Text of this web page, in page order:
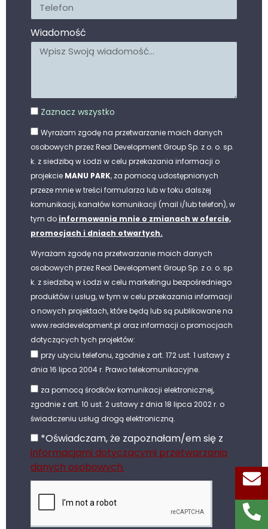
Wiadomość
Zaznacz wszystko
Wyrażam zgodę na przetwarzanie moich danych
osobowych przez Real Development Group Sp. z o. o. sp.
k. z siedzibą w Łodzi w celu przekazania informacji o
projekcie MANU PARK, za pomocą udostępnionych
przeze mnie w treści formularza lub w toku dalszej
komunikacji, kanałów komunikacji (mail i/lub telefon), w
tym do informowania mnie o zmianach w ofercie,
promocjach i dniach otwartych.
Wyrażam zgodę na przetwarzanie moich danych
osobowych przez Real Development Group Sp. z o. o. sp.
k. z siedzibą w Łodzi w celu marketingu bezpośredniego
produktów i usług, w tym w celu przekazania informacji
o nowych projektach, które będą lub są publikowane na
www.realdevelopment.pl oraz informacji o promocjach
dotyczących tych projektów:
przy użyciu telefonu, zgodnie z art. 172 ust. 1 ustawy z
dnia 16 lipca 2004 r. Prawo telekomunikacyjne.
za pomocą środków komunikacji elektronicznej,
zgodnie z art. 10 ust. 2 ustawy z dnia 18 lipca 2002 r. o
świadczeniu usług drogą elektroniczną.
*Oświadczam, że zapoznałam/em się z
informacjami dotyczącymi przetwarzania
danych osobowych.